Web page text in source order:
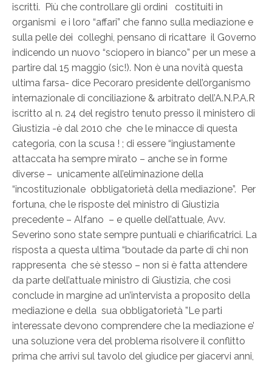
iscritti. Più che controllare gli ordini costituiti in
organismi e i loro “affari” che fanno sulla mediazione e
sulla pelle dei colleghi, pensano di ricattare il Governo
indicendo un nuovo “sciopero in bianco” per un mese a
partire dal 15 maggio (sic!). Non è una novità questa
ultima farsa- dice Pecoraro presidente dell’organismo
internazionale di conciliazione & arbitrato dell’A.N.P.A.R
iscritto al n. 24 del registro tenuto presso il ministero di
Giustizia -è dal 2010 che che le minacce di questa
categoria, con la scusa ! ; di essere “ingiustamente
attaccata ha sempre mirato – anche se in forme
diverse – unicamente all’eliminazione della
“incostituzionale obbligatorietà della mediazione”. Per
fortuna, che le risposte del ministro di Giustizia
precedente – Alfano – e quelle dell’attuale, Avv.
Severino sono state sempre puntuali e chiarificatrici. La
risposta a questa ultima “boutade da parte di chi non
rappresenta che sè stesso – non si è fatta attendere
da parte dell’attuale ministro di Giustizia, che così
conclude in margine ad un’intervista a proposito della
mediazione e della sua obbligatorietà ”Le parti
interessate devono comprendere che la mediazione e’
una soluzione vera del problema risolvere il conflitto
prima che arrivi sul tavolo del giudice per giacervi anni,